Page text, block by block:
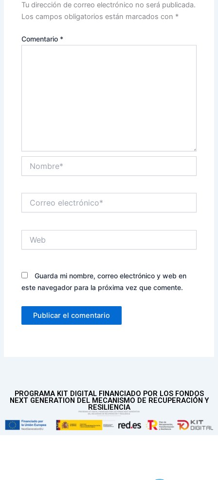
Tu dirección de correo electrónico no será publicada.
Los campos obligatorios están marcados con *
Comentario *
electrónico*
Guarda mi nombre, correo electrónico y web en
este navegador para la próxima vez que comente.
PROGRAMA KIT DIGITAL FINANCIADO POR LOS FONDOS
NEXT GENERATION DEL MECANISMO DE RECUPERACIÓN Y
RESILIENCIA